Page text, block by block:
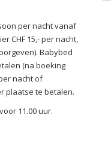
per nacht vanaf
CHF 15,- per nacht,
Babybed
(na boeking
nacht of
plaatse te betalen.
11.00 uur.